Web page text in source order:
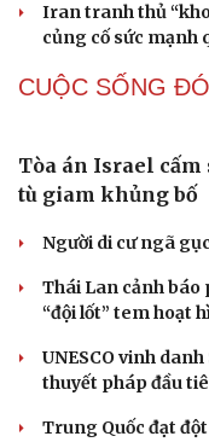
Iran tranh thủ
củng cố sức mạnh
CUỘC SỐNG
Tòa án Israel cấm
tù giam khủng bố
Người di cư ngã
Thái Lan cảnh báo
“đội lốt” tem hoạt
UNESCO vinh
thuyết pháp đầu
Trung Quốc đạt